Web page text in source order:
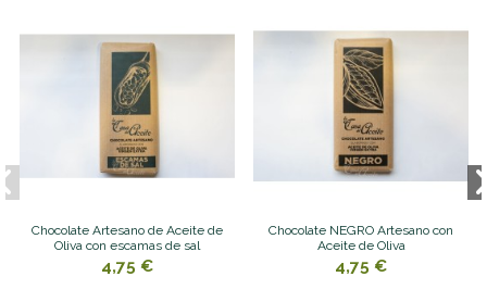
Chocolate Artesano de Aceite de
Oliva con escamas de sal
4,75 €
Chocolate NEGRO Artesano con
Aceite de Oliva
4,75 €